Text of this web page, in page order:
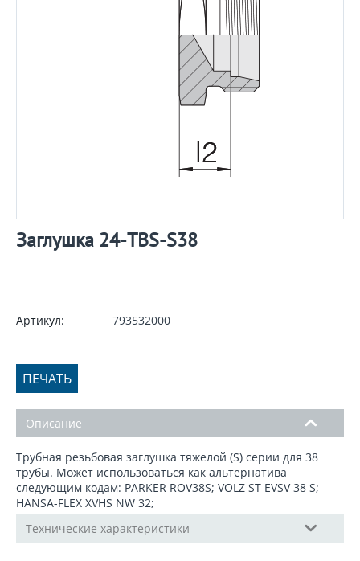
Заглушка 24-TBS-S38
Артикул: 793532000
ПЕЧАТЬ
Описание
Трубная резьбовая заглушка тяжелой (S) серии для 38
трубы. Может использоваться как альтернатива
следующим кодам: PARKER ROV38S; VOLZ ST EVSV 38 S;
HANSA-FLEX XVHS NW 32;
Технические характеристики